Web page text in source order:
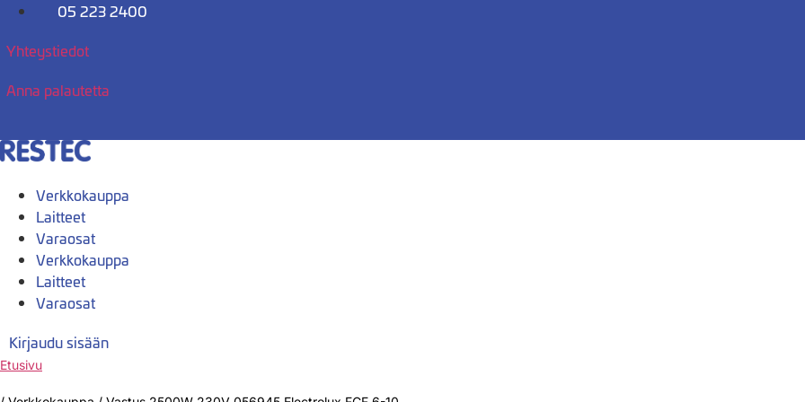
Mene
05 223 2400
Yhteystiedot
Anna palautetta
Verkkokauppa
Laitteet
Varaosat
Verkkokauppa
Laitteet
Varaosat
Kirjaudu sisään
Etusivu